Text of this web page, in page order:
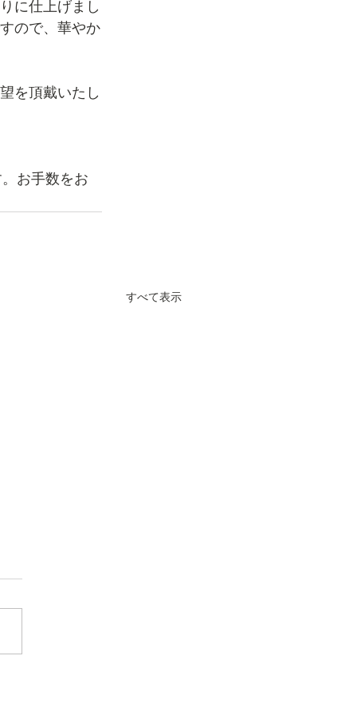
に仕上げまし
ので、華やか
を頂戴いたし
お手数をお
すべて表示